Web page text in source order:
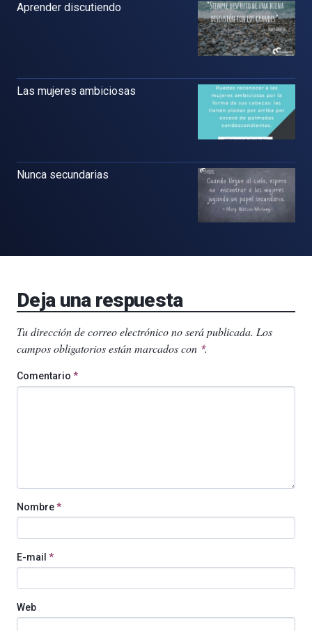
Aprender discutiendo
Las mujeres ambiciosas
Nunca secundarias
Deja una respuesta
Tu dirección de correo electrónico no será publicada. Los
campos obligatorios están marcados con *.
Comentario *
Nombre*
E-mail *
Web